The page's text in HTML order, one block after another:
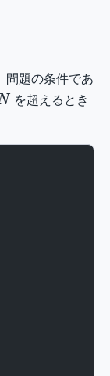
問題の条件であ
を超えるとき